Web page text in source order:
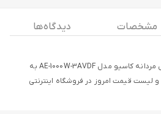
مشخصات
دیدگاه ها
خرید اینترنتی ساعت مچی دیجیتال مردانه کاسیو مدل AE-1000W-3AVDF به
قیمت امروز در فروشگاه اینترنتی